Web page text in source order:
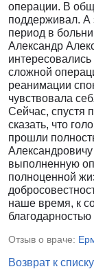
операции. В
поддерживал. А
период в
Александр
сложной
реанимации
чувствовала
Сейчас, спустя
сказать, что
прошли
выполненную
полноценной
наше время, к
Отзыв о враче:
Возврат к